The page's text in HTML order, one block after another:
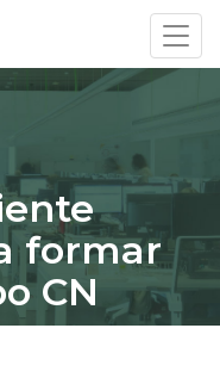
formar
CN